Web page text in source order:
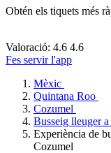
Obtén els tiquets més
Valoració: 4.6 4.6
Fes servir l'app
Mèxic
Quintana Roo
Cozumel
Busseig lleuger
Experiència de
Cozumel